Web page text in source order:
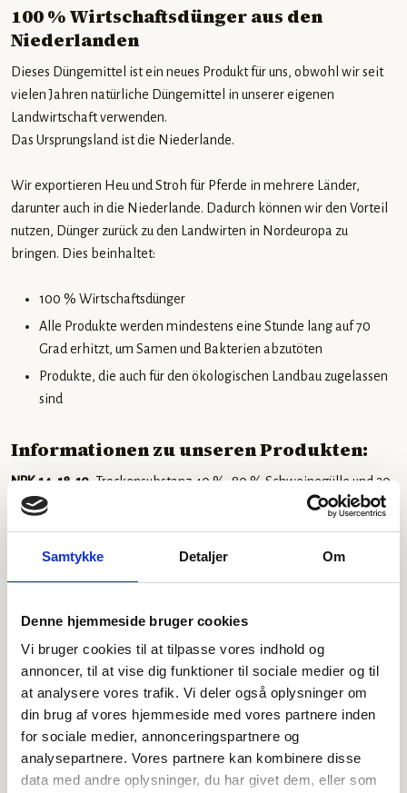
Samtykke Detaljer Om
Denne hjemmeside bruger cookies
Vi bruger cookies til at tilpasse vores indhold og
annoncer, til at vise dig funktioner til sociale medier og til
at analysere vores trafik. Vi deler også oplysninger om
din brug af vores hjemmeside med vores partnere inden
for sociale medier, annonceringspartnere og
analysepartnere. Vores partnere kan kombinere disse
data med andre oplysninger, du har givet dem, eller som
100 % Wirtschaftsdünger aus den
Niederlanden
Dieses Düngemittel ist ein neues Produkt für uns, obwohl wir seit
vielen Jahren natürliche Düngemittel in unserer eigenen
Landwirtschaft verwenden.
Das Ursprungsland ist die Niederlande.
Wir exportieren Heu und Stroh für Pferde in mehrere Länder,
darunter auch in die Niederlande. Dadurch können wir den Vorteil
nutzen, Dünger zurück zu den Landwirten in Nordeuropa zu
bringen. Dies beinhaltet:
100 % Wirtschaftsdünger
Alle Produkte werden mindestens eine Stunde lang auf 70
Grad erhitzt, um Samen und Bakterien abzutöten
Produkte, die auch für den ökologischen Landbau zugelassen
sind
Informationen zu unseren Produkten:
NPK 14-18-10 , Trockensubstanz 40 %, 80 % Schweinegülle und 20
% Geflügelgülle
4640 Faxe
(Mischung verschiedener Geflügeldüngemittel)
NPK 20-30-15
, Trockensubstanz 60 %, 70 % Schweinegülle und 30
% Geflügelgülle
Preis: 710 DKK pro Tonne, Lieferung bis zum 31.03.2021 im Gebiet
4640 Faxe